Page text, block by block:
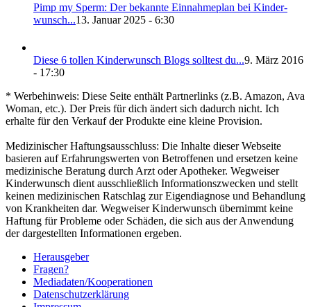
Pimp my Sperm: Der bekann­te Ein­nah­me­plan bei Kin­der­
wunsch...13. Januar 2025 - 6:30
Die­se 6 tol­len Kin­der­wunsch Blogs soll­test du...9. März 2016
- 17:30
* Werbehinweis: Diese Seite enthält Partnerlinks (z.B. Amazon, Ava
Woman, etc.). Der Preis für dich ändert sich dadurch nicht. Ich
erhalte für den Verkauf der Produkte eine kleine Provision.
Medizinischer Haftungsausschluss: Die Inhalte dieser Webseite
basieren auf Erfahrungswerten von Betroffenen und ersetzen keine
medizinische Beratung durch Arzt oder Apotheker. Wegweiser
Kinderwunsch dient ausschließlich Informationszwecken und stellt
keinen medizinischen Ratschlag zur Eigendiagnose und Behandlung
von Krankheiten dar. Wegweiser Kinderwunsch übernimmt keine
Haftung für Probleme oder Schäden, die sich aus der Anwendung
der dargestellten Informationen ergeben.
Her­aus­ge­ber
Fra­gen?
Mediadaten/Kooperationen
Daten­schutz­er­klä­rung